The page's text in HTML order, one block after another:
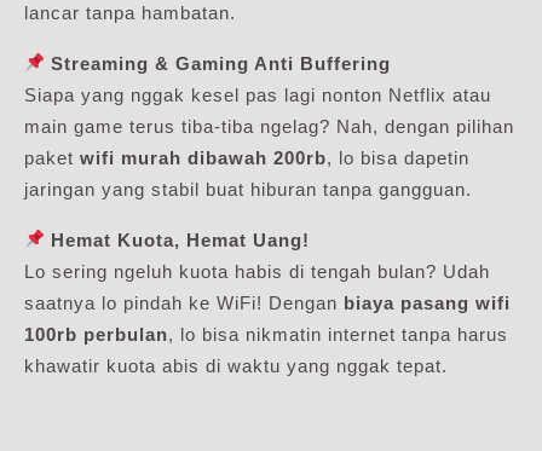
lancar tanpa hambatan.
Streaming & Gaming Anti Buffering
Siapa yang nggak kesel pas lagi nonton Netflix atau
main game terus tiba-tiba ngelag? Nah, dengan pilihan
paket wifi murah dibawah 200rb, lo bisa dapetin
jaringan yang stabil buat hiburan tanpa gangguan.
Hemat Kuota, Hemat Uang!
Lo sering ngeluh kuota habis di tengah bulan? Udah
saatnya lo pindah ke WiFi! Dengan biaya pasang wifi
100rb perbulan, lo bisa nikmatin internet tanpa harus
khawatir kuota abis di waktu yang nggak tepat.